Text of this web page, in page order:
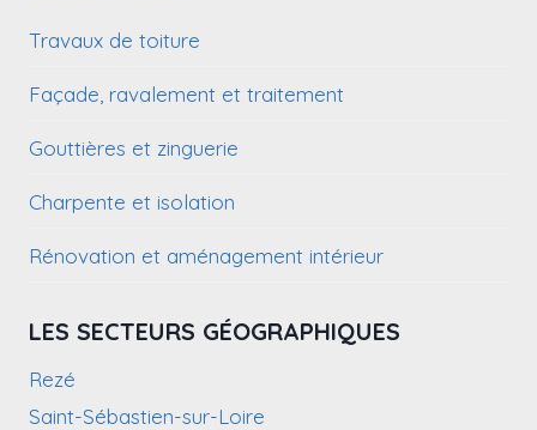
Travaux de toiture
Façade, ravalement et traitement
Gouttières et zinguerie
Charpente et isolation
Rénovation et aménagement intérieur
LES SECTEURS GÉOGRAPHIQUES
Rezé
Saint-Sébastien-sur-Loire